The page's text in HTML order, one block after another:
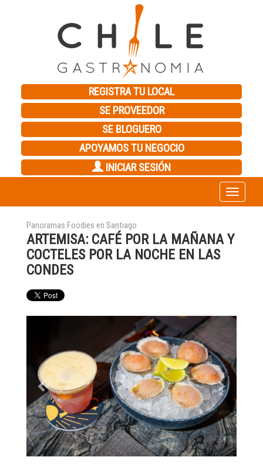
REGISTRA TU LOCAL
SE PROVEEDOR
SE BLOGUERO
APOYAMOS TU NEGOCIO
INICIAR SESIÓN
Toggle
navigation
Panoramas Foodies en Santiago
ARTEMISA: CAFÉ POR LA MAÑANA Y
COCTELES POR LA NOCHE EN LAS
CONDES
Next